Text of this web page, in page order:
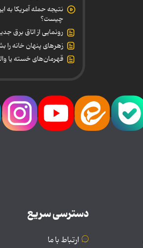
نتیجه حمله آمریکا به
چیست؟
رونمایی از اتاق برق
زهرهای پنهان خانه را
قهرمان‌های خسته یا
دسترسی سریع
ارتباط با ما